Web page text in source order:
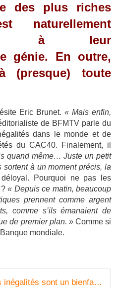
des plus riches
naturellement
à leur
génie. En outre,
(presque) toute
Eric Brunet. « Mais enfin,
de BFMTV parle du
dans le monde et de
du CAC40. Finalement, il
quand même… Juste un petit
sortent à un moment précis, la
déloyal. Pourquoi ne pas les
?« Depuis ce matin, beaucoup
prennent comme argent
comme s’ils émanaient de
de premier plan. »Comme si
mondiale.
Oxfam s'est trompé, les inégalités sont un bienfait pour l'humanité